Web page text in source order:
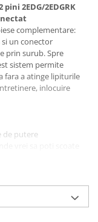
2EDG/2EDGRK
complementare:
si un conector
prin surub. Spre
sistem permite
fara a atinge lipiturile
inlocuire
de putere